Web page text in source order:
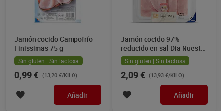
Jamón cocido Campofrío
Finissimas 75 g
Sin gluten | Sin lactosa
0,99 € (13,20 €/KILO)
Añadir
Jamón cocido 97%
reducido en sal Dia Nuestra
Alacena 150 g
Sin gluten | Sin lactosa
2,09 € (13,93 €/KILO)
Añadir